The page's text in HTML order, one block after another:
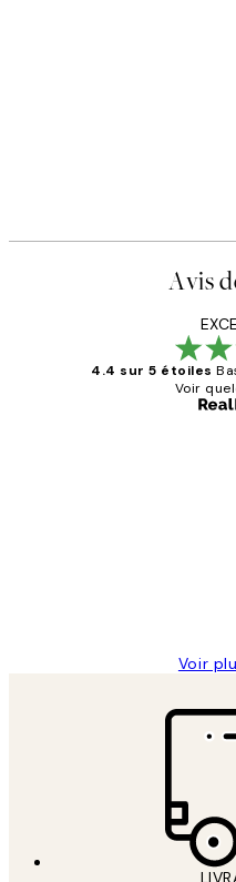
Avis
4.4 sur 5 étoiles
Voir
Voir